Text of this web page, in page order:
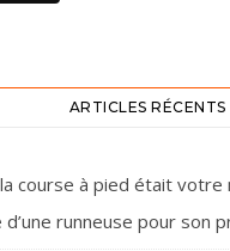
ARTICLES RÉCENTS
course à pied était votre
runneuse pour son